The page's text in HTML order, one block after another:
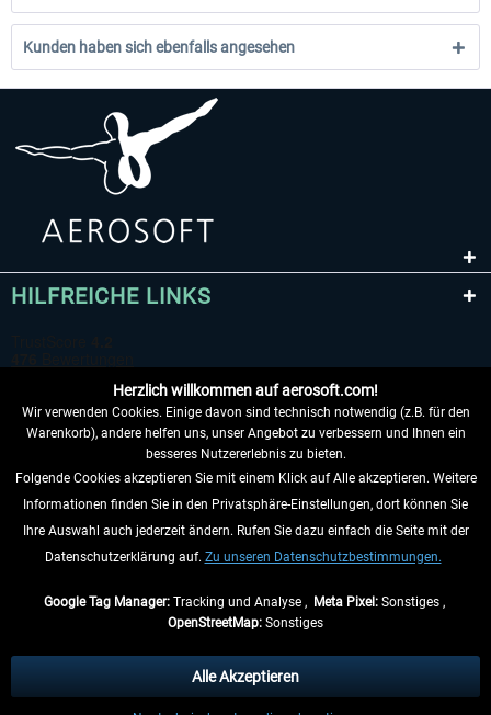
Kunden haben sich ebenfalls angesehen
HILFREICHE LINKS
VERTRAG WIDERRUFEN
INFORMATIONEN
anders beschrieben.
** Gilt für Lieferungen innerhalb Deutschlands, Lieferzeiten für andere Länder
Herzlich willkommen auf aerosoft.com!
Wir verwenden Cookies. Einige davon sind technisch notwendig (z.B. für den
Warenkorb), andere helfen uns, unser Angebot zu verbessern und Ihnen ein
besseres Nutzererlebnis zu bieten.
Folgende Cookies akzeptieren Sie mit einem Klick auf Alle akzeptieren. Weitere
Informationen finden Sie in den Privatsphäre-Einstellungen, dort können Sie
Ihre Auswahl auch jederzeit ändern. Rufen Sie dazu einfach die Seite mit der
Datenschutzerklärung auf. Zu unseren Datenschutzbestimmungen.
Google Tag Manager:Tracking und Analyse , Meta Pixel:Sonstiges ,
OpenStreetMap: Sonstiges
Alle Akzeptieren